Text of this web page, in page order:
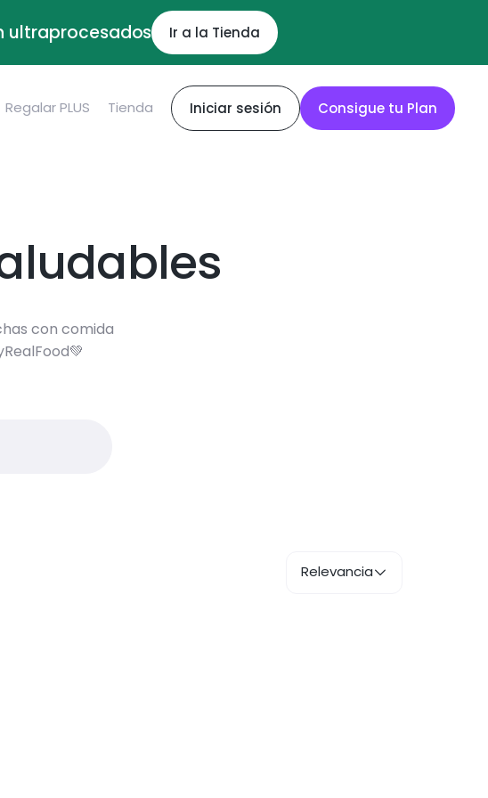
ultraprocesados Ir a la Tienda
Regalar PLUS Tienda Iniciar sesión Consigue tu Plan
con comida
Relevancia